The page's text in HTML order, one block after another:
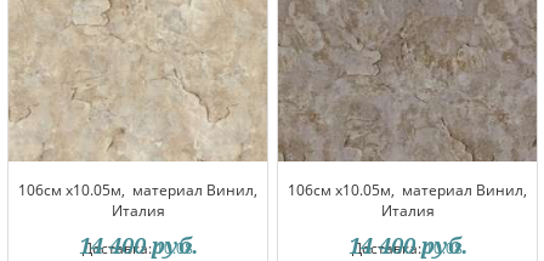
106см x10.05м, материал Винил,
Италия
Доставка:10.08
14 400 руб.
106см x10.05м, материал Винил,
Италия
Доставка:10.08
14 400 руб.